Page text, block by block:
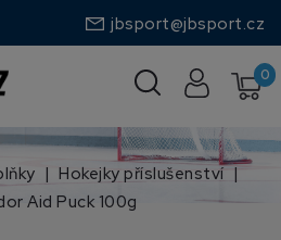
jbsport@jbsport.cz
0
Hokejky příslušenství
Aid Puck 100g